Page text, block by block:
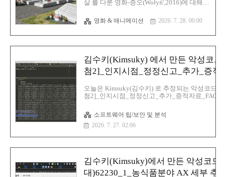
실행되기 위한 전략을 사용합니다.이러한 유
살 를 다룬 영화-증오(Wołyń',2016)에 대해서
를 조금 알아야 합니다.해당 역사는 2차 세계
대전 중 우크라이나 일대에 살던 폴란드인,
알려지지 않았지만, 역사가들은 약 5만 명의
폴란드인이 살해되었고 보복으로 2~3천 명
의 우크라이나인이 학살한 역사를 다루고 있
습니다.해당 영화는 우크라이나 민족주의자
조직(OUN),우크라이나 반란군(UPA) 와 관련
된 단체이며 최근 러시아-우크라이나 전쟁
중인 현재 젤렌스키 우크라이나 대통령이
OUN 산하 군사조직 UPA(우크라이나반란군)
작된 역사 문제이기도 ..
영화 & 애니메이션 2026. 7. 28. 00:00
김수키(Kimsuky) 에서 만든 악성코드
첨2]_인지시점_정정신고_추가_증적
오늘은 Kimsuky(김수키) 로 추정되는 악성코드인
첨2]_인지시점_정정신고_추가_증적자료
대상은 보험사, 금융사, 보안팀, 감사팀, 법무팀,
팀 등으로 추정할 수가 있습니다.일단 해당 악성
는 한국에서 의료 관광을 하는 사이트에다가 악성
루는 의료관광 업체이면 현재는 작동 안 됨파일명
첨2]_인지시점_정정신고_추가_증적자료
이즈:45
소프트웨어 팁/보안 및 분석
2026. 7. 27. 02:06
김수키(Kimsuky)에서 만든 악성코드-
대)62230_1_농식품분야 AX 세부 추